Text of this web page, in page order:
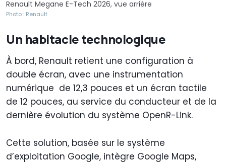
Renault Megane E-Tech 2026, vue arrière
Photo : Renault
Un habitacle technologique
À bord, Renault retient une configuration à
double écran, avec une instrumentation
numérique de 12,3 pouces et un écran tactile
de 12 pouces, au service du conducteur et de la
dernière évolution du système OpenR-Link.
Cette solution, basée sur le système
d’exploitation Google, intègre Google Maps,